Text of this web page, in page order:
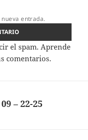
entrada.
el spam. Aprende
comentarios.
– 22-25